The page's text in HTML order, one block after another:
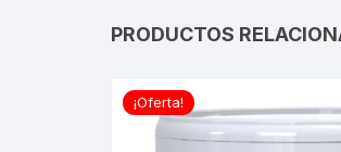
PRODUCTOS
¡Oferta!